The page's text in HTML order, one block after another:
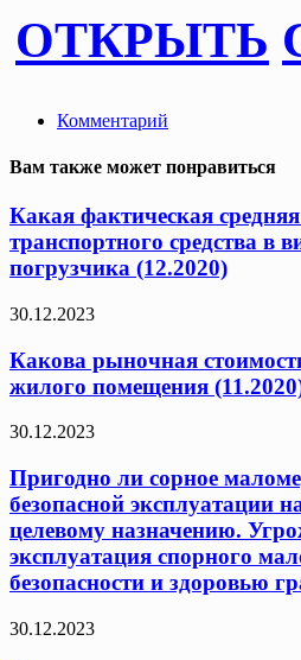
ОТКРЫТЬ
Комментарий
Вам также может понравиться
Какая фактическая
транспортного средства в
погрузчика (12.2020)
30.12.2023
Какова рыночная
жилого помещения
30.12.2023
Пригодно ли сорное
безопасной эксплуатации
целевому назначению.
эксплуатация спорного
безопасности и здоровью
30.12.2023